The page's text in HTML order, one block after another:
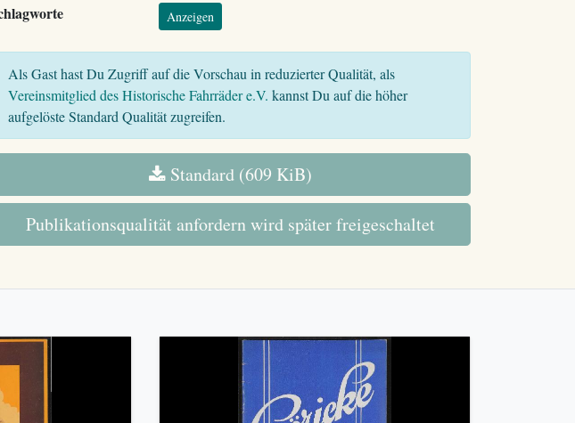
Anzeigen
Als Gast hast Du Zugriff auf die Vorschau in reduzierter Qualität, als
Vereinsmitglied des Historische Fahrräder e.V. kannst Du auf die höher
aufgelöste Standard Qualität zugreifen.
Standard (609 KiB)
Publikationsqualität anfordern wird später freigeschaltet